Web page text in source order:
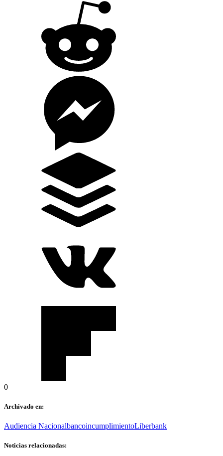
0
Archivado en:
Audiencia NacionalbancoincumplimientoLiberbank
Noticias relacionadas: